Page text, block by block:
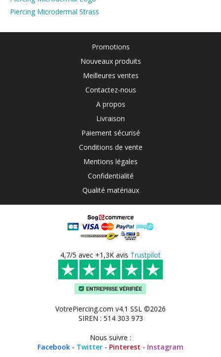
Piercing Microdermal Strass
Promotions
Nouveaux produits
Meilleures ventes
Contactez-nous
A propos
Livraison
Paiement sécurisé
Conditions de vente
Mentions légales
Confidentialité
Qualité matériaux
4,7/5 avec +1,3K avis Trustpilot
VotrePiercing.com v4.1 SSL ©2026
SIREN : 514 303 973
Nous suivre :
Facebook - Twitter - Pinterest - Instagram